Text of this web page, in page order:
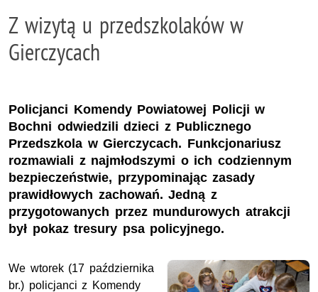
Z wizytą u przedszkolaków w
Gierczycach
Policjanci Komendy Powiatowej Policji w
Bochni odwiedzili dzieci z Publicznego
Przedszkola w Gierczycach. Funkcjonariusz
rozmawiali z najmłodszymi o ich codziennym
bezpieczeństwie, przypominając zasady
prawidłowych zachowań. Jedną z
przygotowanych przez mundurowych atrakcji
był pokaz tresury psa policyjnego.
We wtorek (17 października
br.) policjanci z Komendy